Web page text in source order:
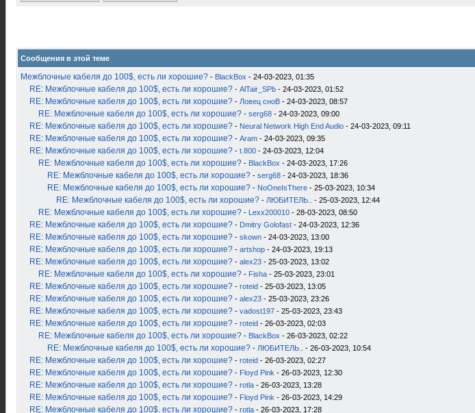
Сообщения в этой теме
Межблочные кабеля до 100$, есть ли хорошие? - BlackBox - 24-03-2023, 01:35
RE: Межблочные кабеля до 100$, есть ли хорошие? - AlTair_SPb - 24-03-2023, 01:52
RE: Межблочные кабеля до 100$, есть ли хорошие? - Ловец сноВ - 24-03-2023, 08:57
RE: Межблочные кабеля до 100$, есть ли хорошие? - serg68 - 24-03-2023, 09:00
RE: Межблочные кабеля до 100$, есть ли хорошие? - Neural Network High End Audio - 24-03-2023, 09:11
RE: Межблочные кабеля до 100$, есть ли хорошие? - Aram - 24-03-2023, 09:35
RE: Межблочные кабеля до 100$, есть ли хорошие? - t.800 - 24-03-2023, 12:04
RE: Межблочные кабеля до 100$, есть ли хорошие? - BlackBox - 24-03-2023, 17:26
RE: Межблочные кабеля до 100$, есть ли хорошие? - serg68 - 24-03-2023, 18:36
RE: Межблочные кабеля до 100$, есть ли хорошие? - NoOneIsThere - 25-03-2023, 10:34
RE: Межблочные кабеля до 100$, есть ли хорошие? - ЛЮБИТЕЛЬ.. - 25-03-2023, 12:44
RE: Межблочные кабеля до 100$, есть ли хорошие? - Lexx200010 - 28-03-2023, 08:50
RE: Межблочные кабеля до 100$, есть ли хорошие? - Dmitry Golofast - 24-03-2023, 12:36
RE: Межблочные кабеля до 100$, есть ли хорошие? - skown - 24-03-2023, 13:00
RE: Межблочные кабеля до 100$, есть ли хорошие? - artshop - 24-03-2023, 19:13
RE: Межблочные кабеля до 100$, есть ли хорошие? - alex23 - 25-03-2023, 13:02
RE: Межблочные кабеля до 100$, есть ли хорошие? - Fisha - 25-03-2023, 23:01
RE: Межблочные кабеля до 100$, есть ли хорошие? - roteid - 25-03-2023, 13:05
RE: Межблочные кабеля до 100$, есть ли хорошие? - alex23 - 25-03-2023, 23:26
RE: Межблочные кабеля до 100$, есть ли хорошие? - vadost197 - 25-03-2023, 23:43
RE: Межблочные кабеля до 100$, есть ли хорошие? - roteid - 26-03-2023, 02:03
RE: Межблочные кабеля до 100$, есть ли хорошие? - BlackBox - 26-03-2023, 02:22
RE: Межблочные кабеля до 100$, есть ли хорошие? - ЛЮБИТЕЛЬ.. - 26-03-2023, 10:54
RE: Межблочные кабеля до 100$, есть ли хорошие? - roteid - 26-03-2023, 02:27
RE: Межблочные кабеля до 100$, есть ли хорошие? - Floyd Pink - 26-03-2023, 12:30
RE: Межблочные кабеля до 100$, есть ли хорошие? - rotla - 26-03-2023, 13:28
RE: Межблочные кабеля до 100$, есть ли хорошие? - Floyd Pink - 26-03-2023, 14:29
RE: Межблочные кабеля до 100$, есть ли хорошие? - rotla - 26-03-2023, 17:28